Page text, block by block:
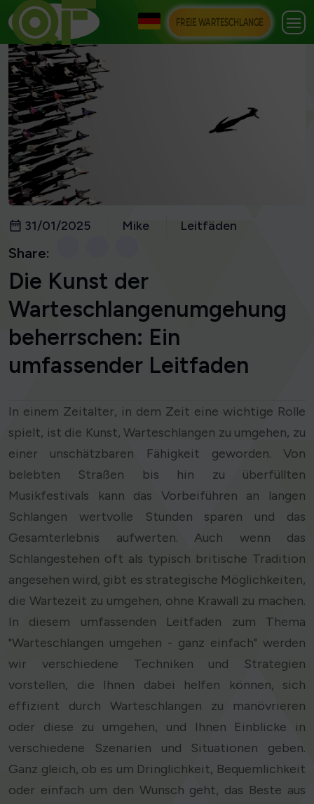
FREIE WARTESCHLANGE
31/01/2025 Mike Leitfäden
Share:
Die Kunst der
Warteschlangenumgehung
beherrschen: Ein
umfassender Leitfaden
In einem Zeitalter, in dem Zeit eine wichtige Rolle
spielt, ist die Kunst, Warteschlangen zu umgehen, zu
einer unschätzbaren Fähigkeit geworden. Von
belebten Straßen bis hin zu überfüllten
Musikfestivals kann das Vorbeiführen an langen
Schlangen wertvolle Stunden sparen und das
Gesamterlebnis aufwerten. Auch wenn das
Schlangestehen oft als typisch britische Tradition
angesehen wird, gibt es strategische Möglichkeiten,
die Wartezeit zu umgehen, ohne Krawall zu machen.
In diesem umfassenden Leitfaden zum Thema
"Warteschlangen umgehen - ganz einfach" werden
wir verschiedene Techniken und Strategien
vorstellen, die Ihnen dabei helfen können, sich
effizient durch Warteschlangen zu manövrieren
oder diese zu umgehen, und Ihnen Einblicke in
verschiedene Szenarien und Situationen geben.
Ganz gleich, ob es um Dringlichkeit, Bequemlichkeit
oder einfach um den Wunsch geht, das Beste aus